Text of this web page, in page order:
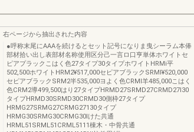
右ページから抽出された内容
●呼称末尾にAAAを続けるとセット記号になりま曳シーラム本俸
部材拾い出し表部材名称使用区分己一言ロ口亨単体ホワイトセ
ピアプラックこはく色27タイプ30タイプホワイトHRMi平
502,500ホワイトHRM2¥517,000セピアブラックSRMl¥520,000
セピアブラックSRM2半535,000ヨよく色CRMl羊485,000こはく
色CRM2導499,500はり27タイプHRMD27SRMD27CRMD27l30
タイプHRMD30SRMD30CRMD30側枠27タイプ
HRMG27SRMG27CRMG27130タイプ
HRMG30SRMG30CRMG30lけた共通
HRML51SRML51CRML5111棟木・中骨共通